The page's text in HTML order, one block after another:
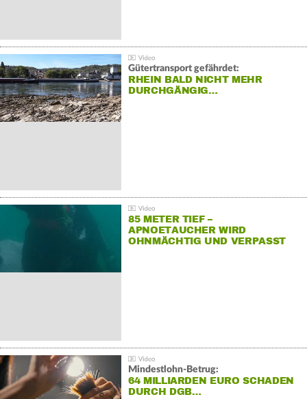
Gütertransport gefährdet:
RHEIN BALD NICHT MEHR
DURCHGÄNGIG…
85 METER TIEF –
APNOETAUCHER WIRD
OHNMÄCHTIG UND VERPASST
Mindestlohn-Betrug:
64 MILLIARDEN EURO SCHADEN
DURCH DGB…